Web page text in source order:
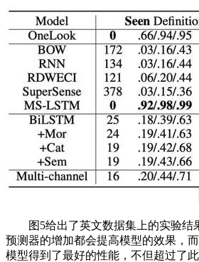
图5给出了英文数据集上的实验结
预测器的增加都会提高模型的效果，
模型得到了最好的性能，不但超过了